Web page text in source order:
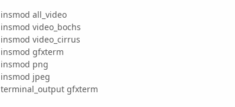
insmod all_video
insmod video_bochs
insmod video_cirrus
insmod gfxterm
insmod png
insmod jpeg
terminal_output gfxterm